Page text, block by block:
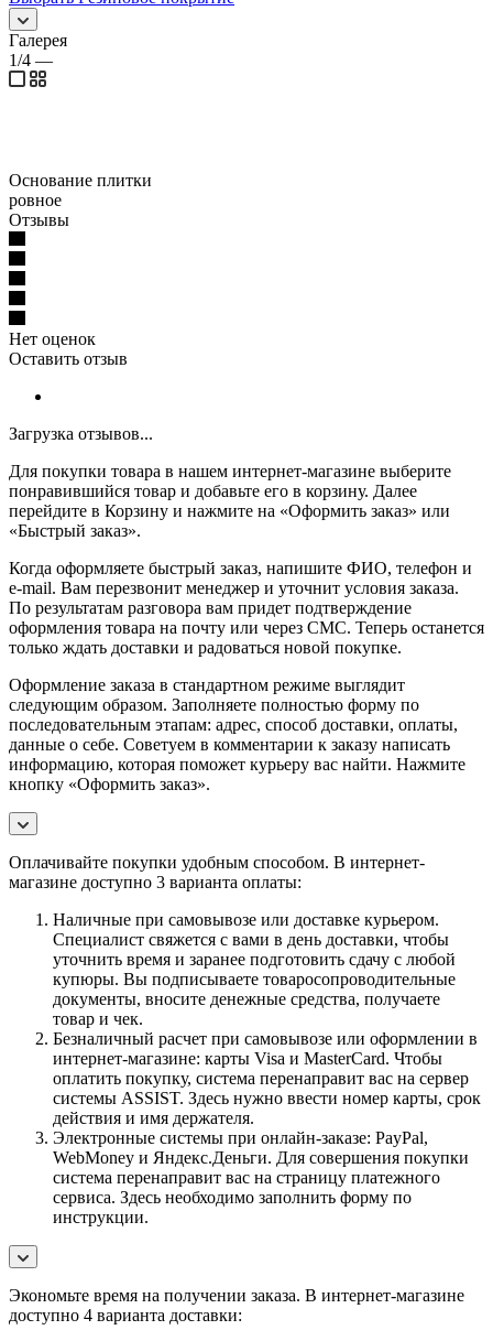
Галерея
1/4 —
Основание плитки
ровное
Отзывы
Нет оценок
Оставить отзыв
Загрузка отзывов...
Для покупки товара в нашем интернет-магазине выберите
понравившийся товар и добавьте его в корзину. Далее
перейдите в Корзину и нажмите на «Оформить заказ» или
«Быстрый заказ».
Когда оформляете быстрый заказ, напишите ФИО, телефон и
e-mail. Вам перезвонит менеджер и уточнит условия заказа.
По результатам разговора вам придет подтверждение
оформления товара на почту или через СМС. Теперь останется
только ждать доставки и радоваться новой покупке.
Оформление заказа в стандартном режиме выглядит
следующим образом. Заполняете полностью форму по
последовательным этапам: адрес, способ доставки, оплаты,
данные о себе. Советуем в комментарии к заказу написать
информацию, которая поможет курьеру вас найти. Нажмите
кнопку «Оформить заказ».
Оплачивайте покупки удобным способом. В интернет-
магазине доступно 3 варианта оплаты:
Наличные при самовывозе или доставке курьером.
Специалист свяжется с вами в день доставки, чтобы
уточнить время и заранее подготовить сдачу с любой
купюры. Вы подписываете товаросопроводительные
документы, вносите денежные средства, получаете
товар и чек.
Безналичный расчет при самовывозе или оформлении в
интернет-магазине: карты Visa и MasterCard. Чтобы
оплатить покупку, система перенаправит вас на сервер
системы ASSIST. Здесь нужно ввести номер карты, срок
действия и имя держателя.
Электронные системы при онлайн-заказе: PayPal,
WebMoney и Яндекс.Деньги. Для совершения покупки
система перенаправит вас на страницу платежного
сервиса. Здесь необходимо заполнить форму по
инструкции.
Экономьте время на получении заказа. В интернет-магазине
доступно 4 варианта доставки: